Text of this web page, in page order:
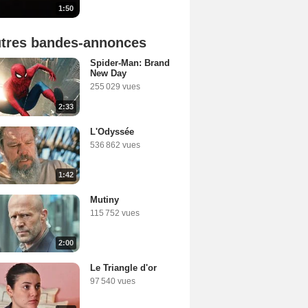
1:50
bandes-annonces
2:33
Spider-Man: Brand
New Day
255 029 vues
1:42
L'Odyssée
536 862 vues
2:00
Mutiny
115 752 vues
Le Triangle d'or
97 540 vues